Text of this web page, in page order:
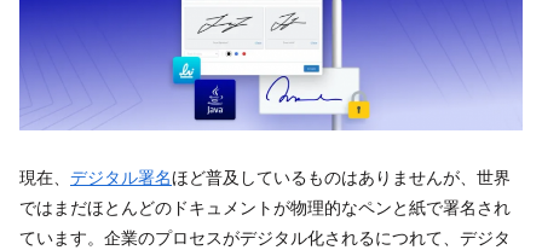
現在、 デジタル署名ほど普及しているものはありませんが、世界
ではまだほとんどのドキュメントが物理的なペンと紙で署名され
ています。企業のプロセスがデジタル化されるにつれて、デジタ